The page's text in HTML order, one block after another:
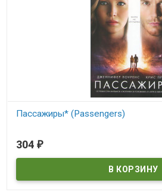
Пассажиры* (Passengers)
304 ₽